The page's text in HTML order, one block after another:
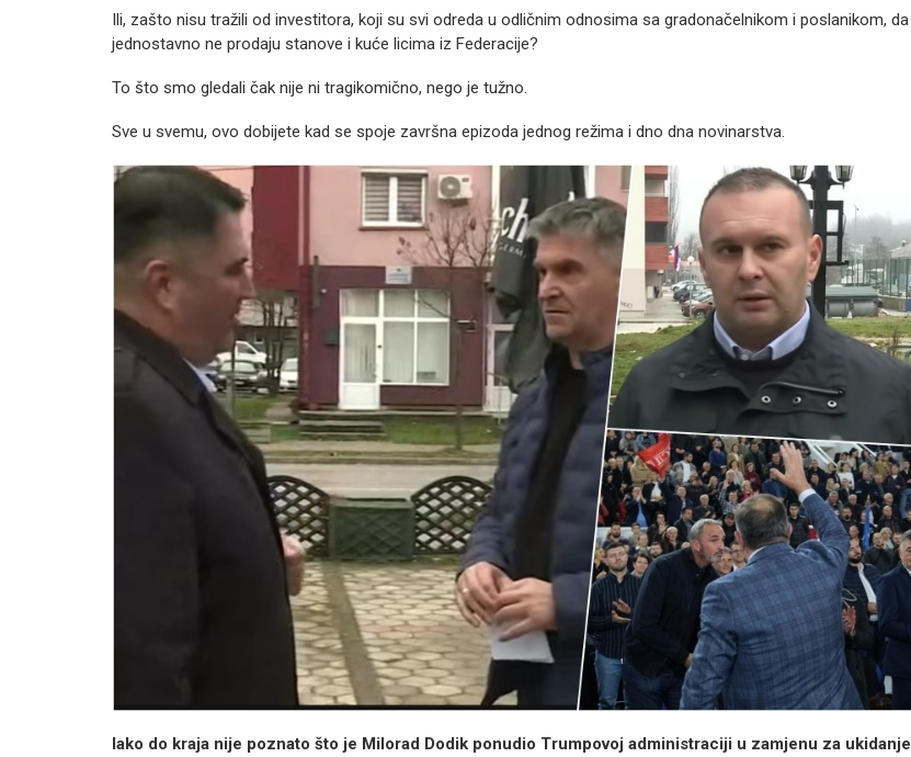
Ili, zašto nisu tražili od investitora, koji su svi odreda u odličnim odnosima sa gradonačelnikom i poslanikom, da
jednostavno ne prodaju stanove i kuće licima iz Federacije?
To što smo gledali čak nije ni tragikomično, nego je tužno.
Sve u svemu, ovo dobijete kad se spoje završna epizoda jednog režima i dno dna novinarstva.
Iako do kraja nije poznato što je Milorad Dodik ponudio Trumpovoj administraciji u zamjenu za ukidanje